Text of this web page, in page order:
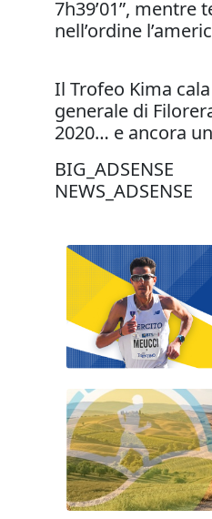
7h39’01”, mentre
nell’ordine
Il Trofeo Kima
generale di
2020… e ancora
BIG_ADSENSE
NEWS_ADSENSE